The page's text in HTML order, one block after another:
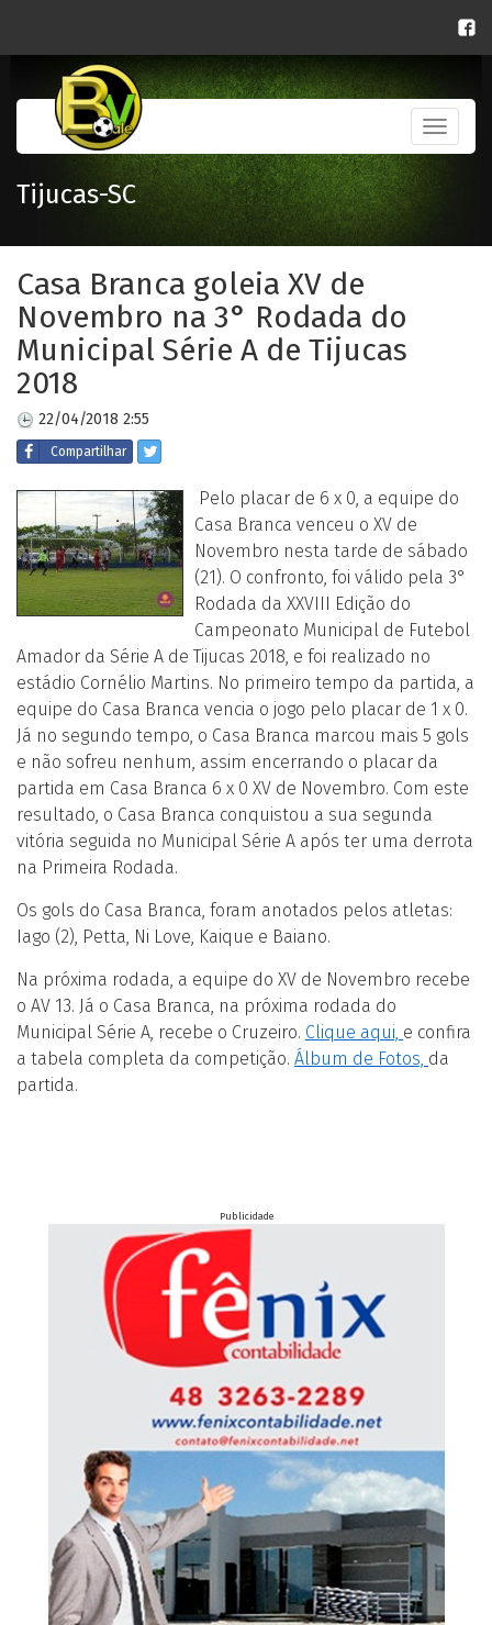
Toggle
Tijucas-SC
Casa Branca goleia XV de
Novembro na 3° Rodada do
Municipal Série A de Tijucas
2018
22/04/2018 2:55
Compartilhar
Pelo placar de 6 x 0, a equipe do
Casa Branca venceu o XV de
Novembro nesta tarde de sábado
(21). O confronto, foi válido pela 3°
Rodada da XXVIII Edição do
Campeonato Municipal de Futebol
Amador da Série A de Tijucas 2018, e foi realizado no
estádio Cornélio Martins. No primeiro tempo da partida, a
equipe do Casa Branca vencia o jogo pelo placar de 1 x 0.
Já no segundo tempo, o Casa Branca marcou mais 5 gols
e não sofreu nenhum, assim encerrando o placar da
partida em Casa Branca 6 x 0 XV de Novembro. Com este
resultado, o Casa Branca conquistou a sua segunda
vitória seguida no Municipal Série A após ter uma derrota
na Primeira Rodada.
Os gols do Casa Branca, foram anotados pelos atletas:
Iago (2), Petta, Ni Love, Kaique e Baiano.
Na próxima rodada, a equipe do XV de Novembro recebe
o AV 13. Já o Casa Branca, na próxima rodada do
Municipal Série A, recebe o Cruzeiro. Clique aqui, e confira
a tabela completa da competição. Álbum de Fotos, da
partida.
Publicidade